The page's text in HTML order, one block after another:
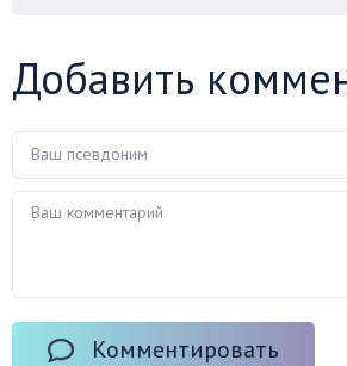
Добавить
Комментировать